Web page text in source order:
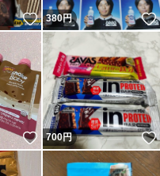
いいね！
380円
いいね！
700円